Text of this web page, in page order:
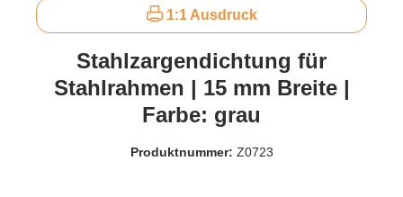
1:1 Ausdruck
Stahlzargendichtung für
Stahlrahmen | 15 mm Breite |
Farbe: grau
Produktnummer: Z0723